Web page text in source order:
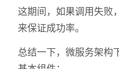
这期间，如果调用失败
来保证成功率。
总结一下，微服务架构